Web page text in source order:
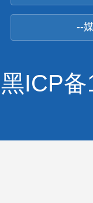
--
黑ICP